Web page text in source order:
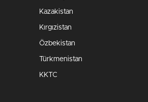
Kazakistan
Kırgızistan
Özbekistan
Türkmenistan
KKTC